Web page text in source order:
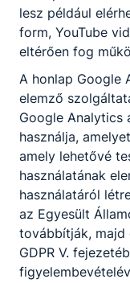
A
Aktuális
lesz például
form, YouTube
eltérően fog
A honlap Google
elemző
Google Analytics
használja,
amely lehetővé
használatának
használatáról
az Egyesült
továbbítják,
GDPR V.